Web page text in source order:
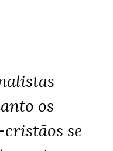
os
se